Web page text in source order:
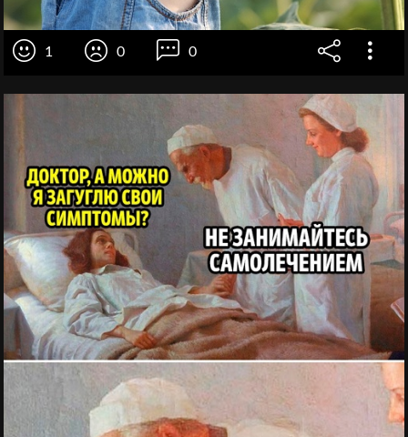
1 0 0